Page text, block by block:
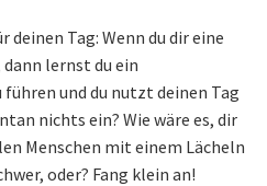
Tag: Wenn du dir eine
lernst du ein
und du nutzt deinen Tag
nichts ein? Wie wäre es, dir
Menschen mit einem Lächeln
oder? Fang klein an!